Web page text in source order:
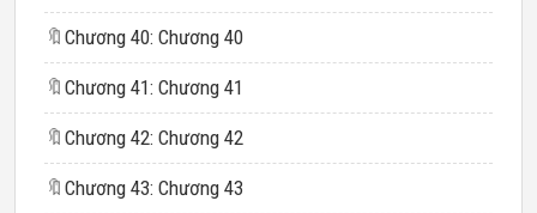
🔖 Chương 40: Chương 40
🔖 Chương 41: Chương 41
🔖 Chương 42: Chương 42
🔖 Chương 43: Chương 43